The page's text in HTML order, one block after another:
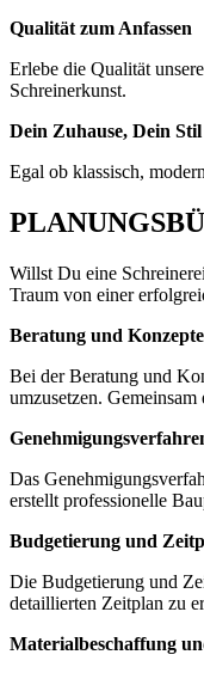
Qualität zum Anfassen
Erlebe die Qualität
Schreinerkunst.
Dein Zuhause, Dein Stil
Egal ob klassisch,
Willst Du eine
Traum von einer
Beratung und
Bei der Beratung und
umzusetzen.
Das
erstellt professionelle
Budgetierung und
Die Budgetierung und
detaillierten Zeitplan zu
Materialbeschaffung